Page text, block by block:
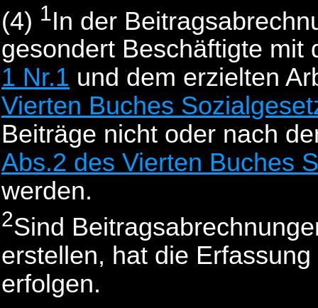
(4) 1In der
gesondert Beschäftigte mit
1 Nr.1 und dem erzielten
Vierten Buches
Beiträge nicht oder nach
Abs.2 des Vierten Buches
werden.
2Sind
erstellen, hat die
erfolgen.